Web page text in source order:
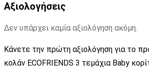
Αξιολογήσεις
Δεν υπάρχει καμία αξιολόγηση ακόμη.
Κάνετε την πρώτη αξιολόγηση για το
κολάν ECOFRIENDS 3 τεμάχια Baby